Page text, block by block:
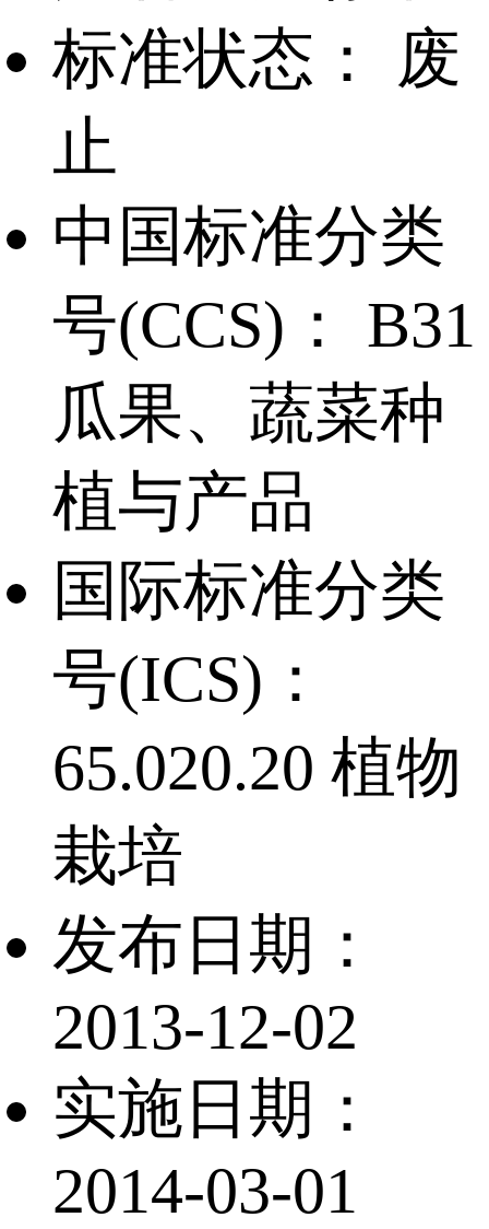
标准状态：
废
止
中国标准分类
号(CCS)：
B31
瓜果、蔬菜种
植与产品
国际标准分类
号(ICS)：
65.020.20 植物
栽培
发布日期：
2013-12-02
实施日期：
2014-03-01